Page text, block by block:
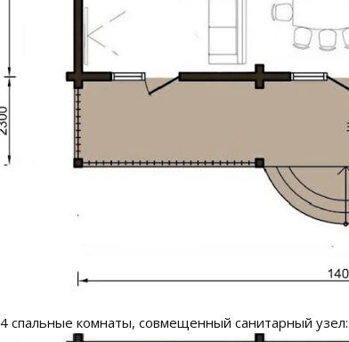
спальные комнаты, совмещенный санитарный узел: